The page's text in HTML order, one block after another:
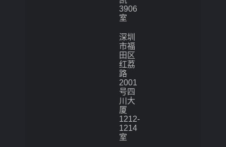
3906
室
深圳
市福
田区
红荔
路
2001
号四
川大
厦
1212-
1214
室